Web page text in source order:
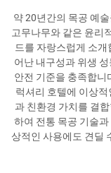
약 20년간의 목공 예
고무나무와 같은 윤리
드를 자랑스럽게 소
어난 내구성과 위생 성
안전 기준을 충족합니
럭셔리 호텔에 이상
과 친환경 가치를 결
하여 전통 목공 기술
상적인 사용에도 견딜